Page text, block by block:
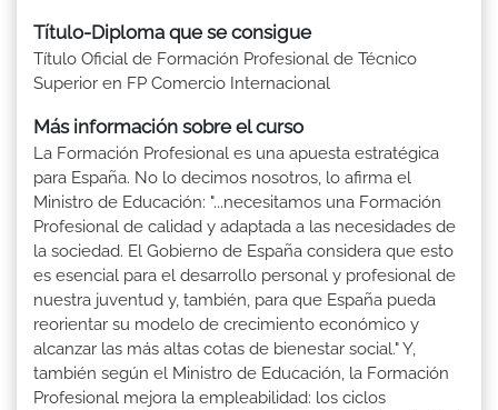
Título-Diploma que se consigue
Título Oficial de Formación Profesional de Técnico
Superior en FP Comercio Internacional
Más información sobre el curso
La Formación Profesional es una apuesta estratégica
para España. No lo decimos nosotros, lo afirma el
Ministro de Educación: "...necesitamos una Formación
Profesional de calidad y adaptada a las necesidades de
la sociedad. El Gobierno de España considera que esto
es esencial para el desarrollo personal y profesional de
nuestra juventud y, también, para que España pueda
reorientar su modelo de crecimiento económico y
alcanzar las más altas cotas de bienestar social." Y,
también según el Ministro de Educación, la Formación
Profesional mejora la empleabilidad: los ciclos